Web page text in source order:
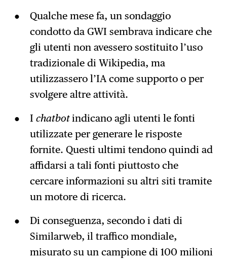
Qualche mese fa, un sondaggio
condotto da GWI sembrava indicare che
gli utenti non avessero sostituito l’uso
tradizionale di Wikipedia, ma
utilizzassero l’IA come supporto o per
svolgere altre attività.
I chatbotindicano agli utenti le fonti
utilizzate per generare le risposte
fornite. Questi ultimi tendono quindi ad
affidarsi a tali fonti piuttosto che
cercare informazioni su altri siti tramite
un motore di ricerca.
Di conseguenza, secondo i dati di
Similarweb, il traffico mondiale,
misurato su un campione di 100 milioni